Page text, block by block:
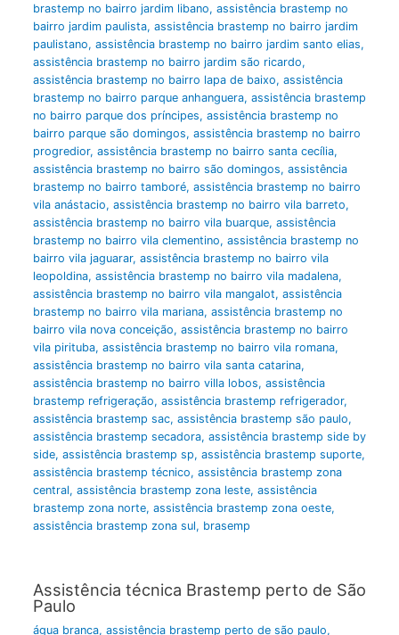
brastemp no bairro jardim libano, assistência brastemp no
bairro jardim paulista, assistência brastemp no bairro jardim
paulistano, assistência brastemp no bairro jardim santo elias,
assistência brastemp no bairro jardim são ricardo,
assistência brastemp no bairro lapa de baixo, assistência
brastemp no bairro parque anhanguera, assistência brastemp
no bairro parque dos príncipes, assistência brastemp no
bairro parque são domingos, assistência brastemp no bairro
progredior, assistência brastemp no bairro santa cecília,
assistência brastemp no bairro são domingos, assistência
brastemp no bairro tamboré, assistência brastemp no bairro
vila anástacio, assistência brastemp no bairro vila barreto,
assistência brastemp no bairro vila buarque, assistência
brastemp no bairro vila clementino, assistência brastemp no
bairro vila jaguarar, assistência brastemp no bairro vila
leopoldina, assistência brastemp no bairro vila madalena,
assistência brastemp no bairro vila mangalot, assistência
brastemp no bairro vila mariana, assistência brastemp no
bairro vila nova conceição, assistência brastemp no bairro
vila pirituba, assistência brastemp no bairro vila romana,
assistência brastemp no bairro vila santa catarina,
assistência brastemp no bairro villa lobos, assistência
brastemp refrigeração, assistência brastemp refrigerador,
assistência brastemp sac, assistência brastemp são paulo,
assistência brastemp secadora, assistência brastemp side by
side, assistência brastemp sp, assistência brastemp suporte,
assistência brastemp técnico, assistência brastemp zona
central, assistência brastemp zona leste, assistência
brastemp zona norte, assistência brastemp zona oeste,
assistência brastemp zona sul, brasemp
Assistência técnica Brastemp perto de São
Paulo
água branca, assistência brastemp perto de são paulo,